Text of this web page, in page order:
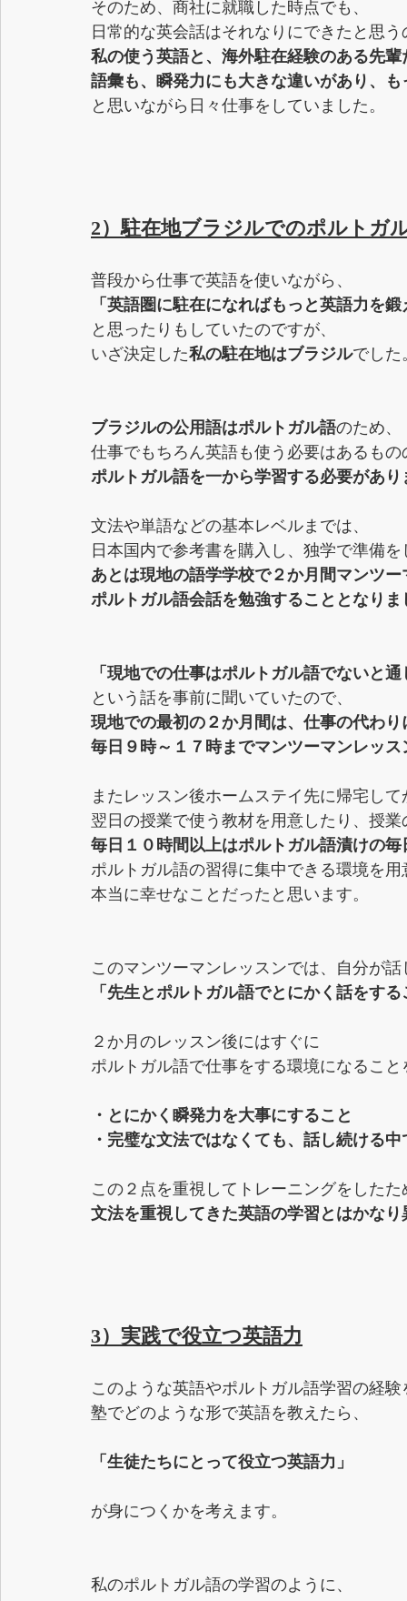
そのため、商社に就職した時点でも、
日常的な英会話はそれなりにできたと思
私の使う英語と、海外駐在経験のある先
語彙も、瞬発力にも大きな違いがあり、
と思いながら日々仕事をしていました。
2）駐在地ブラジルでのポルトガ
普段から仕事で英語を使いながら、
「英語圏に駐在になればもっと英語力を
と思ったりもしていたのですが、
いざ決定した私の駐在地はブラジルでした
ブラジルの公用語はポルトガル語のため、
仕事でもちろん英語も使う必要はあるもの
ポルトガル語を一から学習する必要があり
文法や単語などの基本レベルまでは、
日本国内で参考書を購入し、独学で準備
あとは現地の語学学校で２か月間マンツ
ポルトガル語会話を勉強することとなりま
「現地での仕事はポルトガル語でないと
という話を事前に聞いていたので、
現地での最初の２か月間は、仕事の代わ
毎日９時～１７時までマンツーマンレッ
またレッスン後ホームステイ先に帰宅し
翌日の授業で使う教材を用意したり、授
毎日１０時間以上はポルトガル語漬けの毎
ポルトガル語の習得に集中できる環境を
本当に幸せなことだったと思います。
このマンツーマンレッスンでは、自分が
「先生とポルトガル語でとにかく話をす
２か月のレッスン後にはすぐに
ポルトガル語で仕事をする環境になるこ
・とにかく瞬発力を大事にすること
・完璧な文法ではなくても、話し続ける
この２点を重視してトレーニングをしたた
文法を重視してきた英語の学習とはかな
3）実践で役立つ英語力
このような英語やポルトガル語学習の経
塾でどのような形で英語を教えたら、
「生徒たちにとって役立つ英語力」
が身につくかを考えます。
私のポルトガル語の学習のように、